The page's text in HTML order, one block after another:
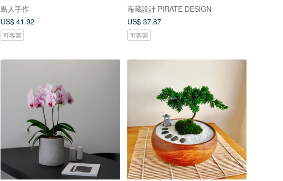
島人手作
US$ 41.92
可客製
海藏設計 PIRATE DESIGN
US$ 37.87
可客製